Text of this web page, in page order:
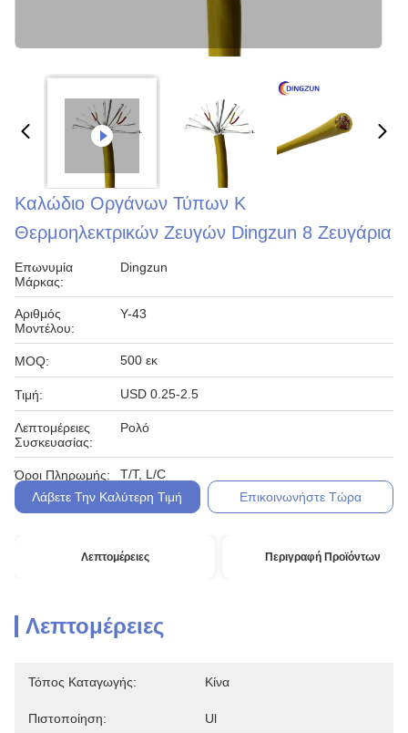
Καλώδιο Οργάνων Τύπων Κ
Θερμοηλεκτρικών Ζευγών Dingzun 8 Ζευγάρια
Επωνυμία
Μάρκας:
Dingzun
Αριθμός
Μοντέλου:
Υ-43
MOQ: 500 εκ
Τιμή: USD 0.25-2.5
Λεπτομέρειες
Συσκευασίας:
Ρολό
Όροι Πληρωμής:
T/T, L/C
Λάβετε Την Καλύτερη Τιμή
Επικοινωνήστε Τώρα
Λεπτομέρειες Περιγραφή Προϊόντων
Λεπτομέρειες
Τόπος Καταγωγής: Κίνα
Πιστοποίηση: Ul